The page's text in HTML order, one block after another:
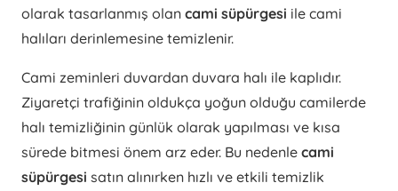
olarak tasarlanmış olan cami süpürgesi ile cami
halıları derinlemesine temizlenir.
Cami zeminleri duvardan duvara halı ile kaplıdır.
Ziyaretçi trafiğinin oldukça yoğun olduğu camilerde
halı temizliğinin günlük olarak yapılması ve kısa
sürede bitmesi önem arz eder. Bu nedenle cami
süpürgesi satın alınırken hızlı ve etkili temizlik